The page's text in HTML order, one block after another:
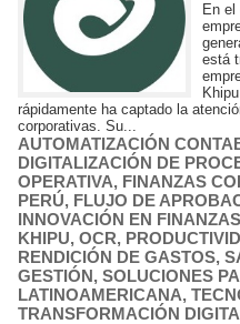
En
está
rápidamente ha captado la
corporativas. Su...
AUTOMATIZACIÓN
DIGITALIZACIÓN DE
OPERATIVA, FINANZAS
PERÚ, FLUJO DE
INNOVACIÓN EN FINANZAS
KHIPU, OCR,
RENDICIÓN DE GASTOS,
GESTIÓN, SOLUCIONES
LATINOAMERICANA,
TRANSFORMACIÓN